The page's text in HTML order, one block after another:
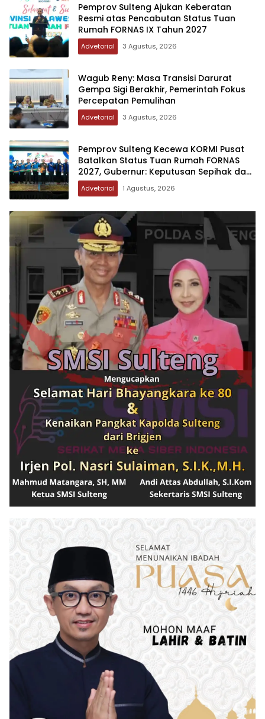
Pemprov Sulteng Ajukan Keberatan
Resmi atas Pencabutan Status Tuan
Rumah FORNAS IX Tahun 2027
Advetorial 3 Agustus, 2026
Wagub Reny: Masa Transisi Darurat
Gempa Sigi Berakhir, Pemerintah Fokus
Percepatan Pemulihan
Advetorial 3 Agustus, 2026
Pemprov Sulteng Kecewa KORMI Pusat
Batalkan Status Tuan Rumah FORNAS
2027, Gubernur: Keputusan Sepihak dan
Tanpa Koordinasi
Advetorial 1 Agustus, 2026